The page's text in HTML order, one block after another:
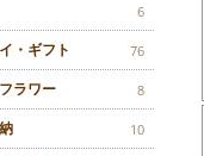
6
・ギフト 76
ラワー 8
10